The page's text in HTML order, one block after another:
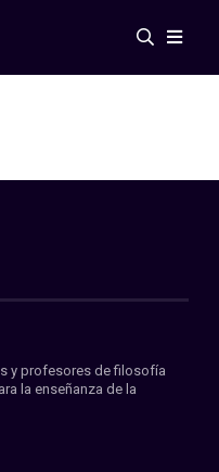
y profesores de filosofía
la enseñanza de la